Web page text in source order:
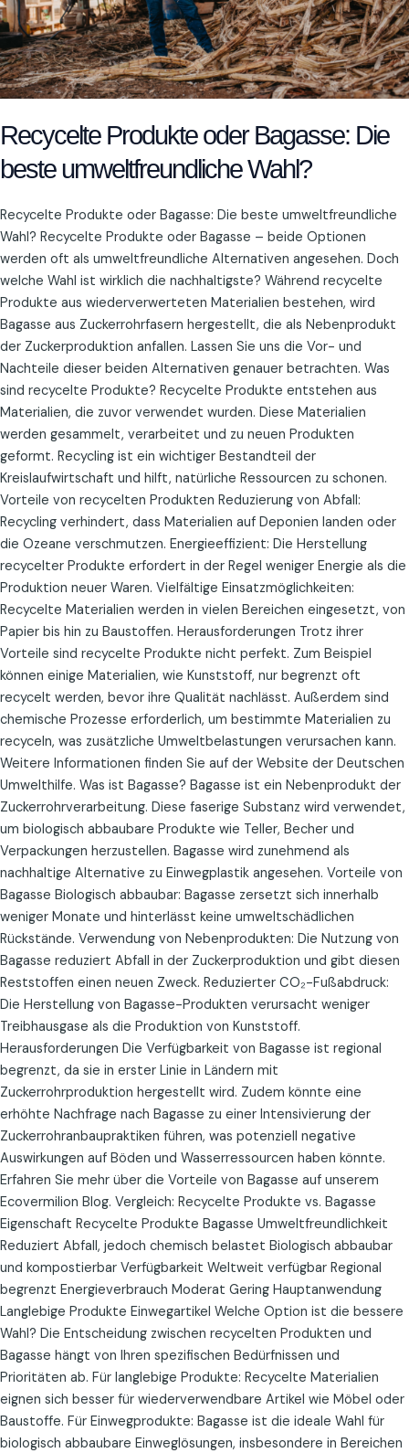
Recycelte Produkte oder Bagasse: Die
beste umweltfreundliche Wahl?
Recycelte Produkte oder Bagasse: Die beste umweltfreundliche
Wahl? Recycelte Produkte oder Bagasse – beide Optionen
werden oft als umweltfreundliche Alternativen angesehen. Doch
welche Wahl ist wirklich die nachhaltigste? Während recycelte
Produkte aus wiederverwerteten Materialien bestehen, wird
Bagasse aus Zuckerrohrfasern hergestellt, die als Nebenprodukt
der Zuckerproduktion anfallen. Lassen Sie uns die Vor- und
Nachteile dieser beiden Alternativen genauer betrachten. Was
sind recycelte Produkte? Recycelte Produkte entstehen aus
Materialien, die zuvor verwendet wurden. Diese Materialien
werden gesammelt, verarbeitet und zu neuen Produkten
geformt. Recycling ist ein wichtiger Bestandteil der
Kreislaufwirtschaft und hilft, natürliche Ressourcen zu schonen.
Vorteile von recycelten Produkten Reduzierung von Abfall:
Recycling verhindert, dass Materialien auf Deponien landen oder
die Ozeane verschmutzen. Energieeffizient: Die Herstellung
recycelter Produkte erfordert in der Regel weniger Energie als die
Produktion neuer Waren. Vielfältige Einsatzmöglichkeiten:
Recycelte Materialien werden in vielen Bereichen eingesetzt, von
Papier bis hin zu Baustoffen. Herausforderungen Trotz ihrer
Vorteile sind recycelte Produkte nicht perfekt. Zum Beispiel
können einige Materialien, wie Kunststoff, nur begrenzt oft
recycelt werden, bevor ihre Qualität nachlässt. Außerdem sind
chemische Prozesse erforderlich, um bestimmte Materialien zu
recyceln, was zusätzliche Umweltbelastungen verursachen kann.
Weitere Informationen finden Sie auf der Website der Deutschen
Umwelthilfe. Was ist Bagasse? Bagasse ist ein Nebenprodukt der
Zuckerrohrverarbeitung. Diese faserige Substanz wird verwendet,
um biologisch abbaubare Produkte wie Teller, Becher und
Verpackungen herzustellen. Bagasse wird zunehmend als
nachhaltige Alternative zu Einwegplastik angesehen. Vorteile von
Bagasse Biologisch abbaubar: Bagasse zersetzt sich innerhalb
weniger Monate und hinterlässt keine umweltschädlichen
Rückstände. Verwendung von Nebenprodukten: Die Nutzung von
Bagasse reduziert Abfall in der Zuckerproduktion und gibt diesen
Reststoffen einen neuen Zweck. Reduzierter CO₂-Fußabdruck:
Die Herstellung von Bagasse-Produkten verursacht weniger
Treibhausgase als die Produktion von Kunststoff.
Herausforderungen Die Verfügbarkeit von Bagasse ist regional
begrenzt, da sie in erster Linie in Ländern mit
Zuckerrohrproduktion hergestellt wird. Zudem könnte eine
erhöhte Nachfrage nach Bagasse zu einer Intensivierung der
Zuckerrohranbaupraktiken führen, was potenziell negative
Auswirkungen auf Böden und Wasserressourcen haben könnte.
Erfahren Sie mehr über die Vorteile von Bagasse auf unserem
Ecovermilion Blog. Vergleich: Recycelte Produkte vs. Bagasse
Eigenschaft Recycelte Produkte Bagasse Umweltfreundlichkeit
Reduziert Abfall, jedoch chemisch belastet Biologisch abbaubar
und kompostierbar Verfügbarkeit Weltweit verfügbar Regional
begrenzt Energieverbrauch Moderat Gering Hauptanwendung
Langlebige Produkte Einwegartikel Welche Option ist die bessere
Wahl? Die Entscheidung zwischen recycelten Produkten und
Bagasse hängt von Ihren spezifischen Bedürfnissen und
Prioritäten ab. Für langlebige Produkte: Recycelte Materialien
eignen sich besser für wiederverwendbare Artikel wie Möbel oder
Baustoffe. Für Einwegprodukte: Bagasse ist die ideale Wahl für
biologisch abbaubare Einweglösungen, insbesondere in Bereichen
Wahl?